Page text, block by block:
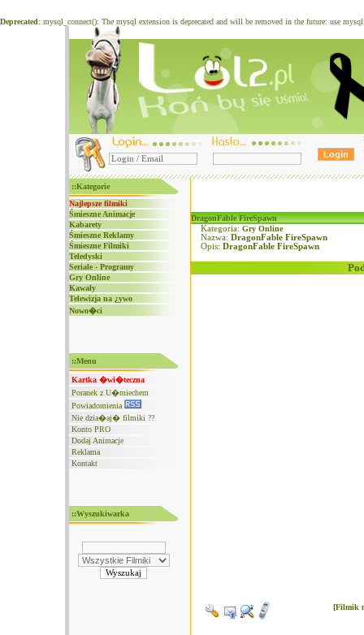
Deprecated: mysql_connect(): The mysql extension is deprecated and will be removed in the future: use
::Kategorie
Najlepsze filmiki
Śmieszne Animacje
Kabarety
Śmieszne Reklamy
Śmieszne Filmiki
Teledyski
Seriale - Programy
Gry Online
Kawały
Telewizja na ¿ywo
Nowo�ci
::Menu
Kartka �wi�teczna
Poranek z U�miechem
Powiadomienia
Nie dzia�aj� filmiki ??
Konto PRO
Dodaj Animacje
Reklama
Kontakt
::Wyszukiwarka
DragonFable FireSpawn
Kategoria: Gry Online
Nazwa: DragonFable FireSpawn
Opis: DragonFable FireSpawn
[Filmik